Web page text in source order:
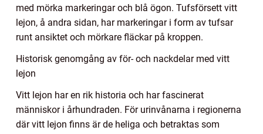
med mörka markeringar och blå ögon. Tufsförsett vitt
lejon, å andra sidan, har markeringar i form av tufsar
runt ansiktet och mörkare fläckar på kroppen.
Historisk genomgång av för- och nackdelar med vitt
lejon
Vitt lejon har en rik historia och har fascinerat
människor i århundraden. För urinvånarna i regionerna
där vitt lejon finns är de heliga och betraktas som